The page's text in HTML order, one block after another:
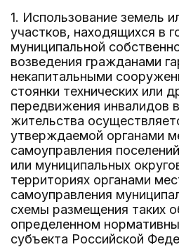
1. Использование земель
участков, находящихся в
муниципальной
возведения гражданами
некапитальными
стоянки технических или
передвижения инвалидов
жительства
утверждаемой органами
самоуправления
или муниципальных
территориях органами
самоуправления
схемы размещения таких
определенном
субъекта Российской